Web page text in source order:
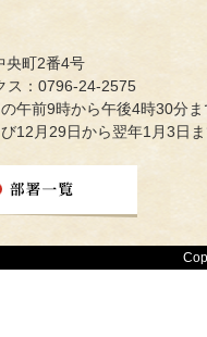
町2番4号
：0796-24-2575
午前9時から午後4時30分ま
12月29日から翌年1月3日ま